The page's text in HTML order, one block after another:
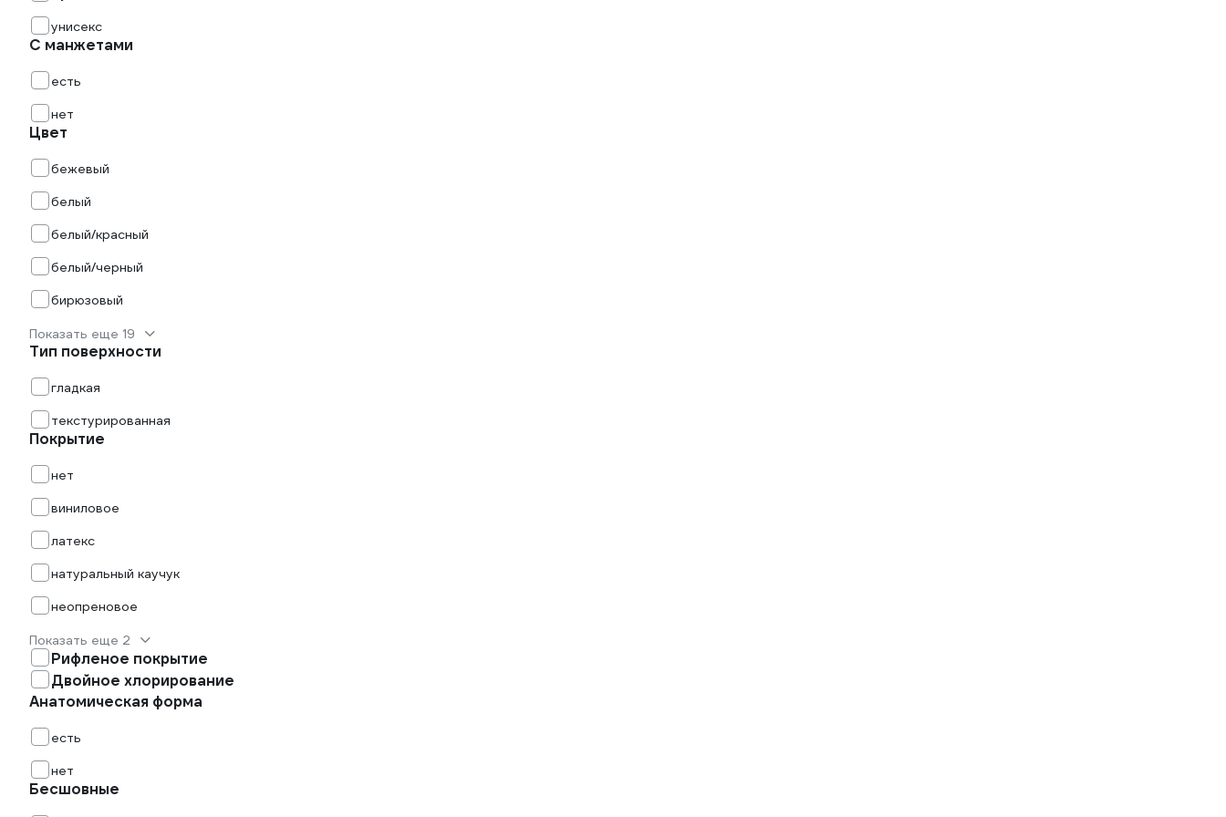
унисекс
С манжетами
есть
нет
Цвет
бежевый
белый
белый/красный
белый/черный
бирюзовый
Показать еще 19
Тип поверхности
гладкая
текстурированная
Покрытие
нет
виниловое
латекс
натуральный каучук
неопреновое
Показать еще 2
Рифленое покрытие
Двойное хлорирование
Анатомическая форма
есть
нет
Бесшовные